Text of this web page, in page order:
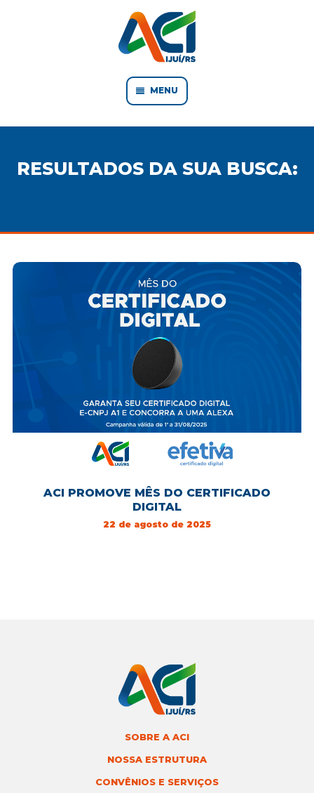
MENU
RESULTADOS DA SUA BUSCA:
ACI PROMOVE MÊS DO CERTIFICADO
DIGITAL
22 de agosto de 2025
SOBRE A ACI
NOSSA ESTRUTURA
CONVÊNIOS E SERVIÇOS